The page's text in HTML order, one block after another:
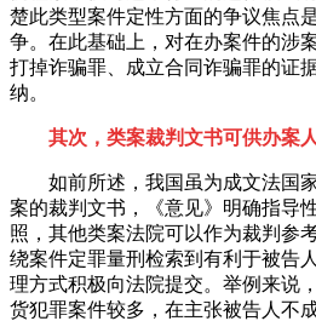
楚此类型案件定性方面的争议焦点
争。在此基础上，对在办案件的涉
打掉诈骗罪、成立合同诈骗罪的证据
纳。
其次，类案裁判文书可供办案
如前所述，我国虽为成文法国家
案的裁判文书，《意见》明确指导
照，其他类案法院可以作为裁判参
绕案件定罪量刑检索到有利于被告
理方式积极向法院提交。举例来说
货犯罪案件较多，在主张被告人不